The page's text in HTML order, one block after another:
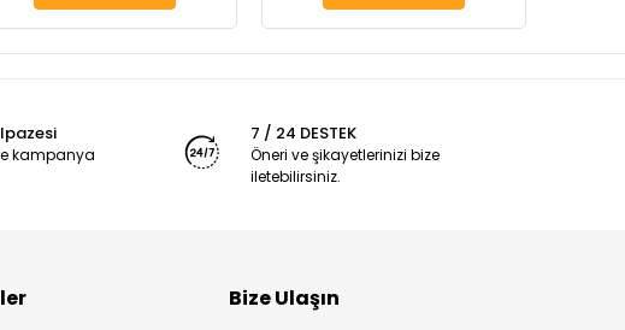
kampanya
7 / 24 DESTEK
Öneri ve şikayetlerinizi bize
iletebilirsiniz.
Bize Ulaşın